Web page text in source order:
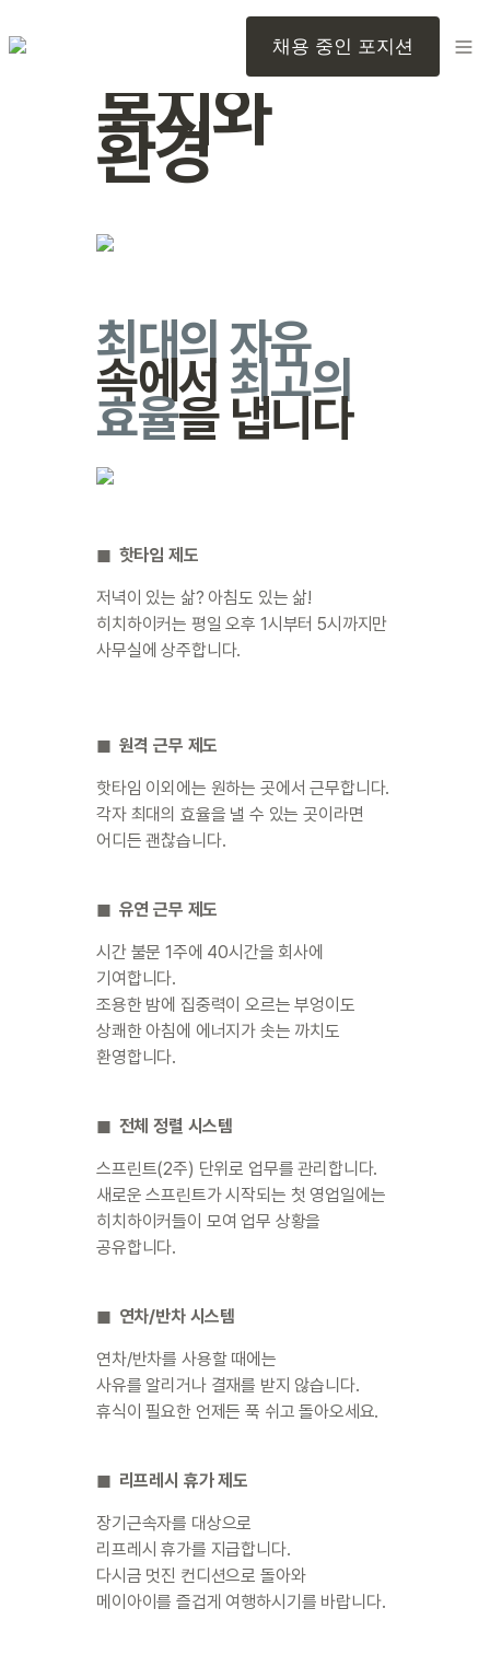
채용 중인 포지션
복지와
환경
최대의 자유
속에서 최고의
효율을 냅니다
◼︎  핫타임 제도
저녁이 있는 삶? 아침도 있는 삶!
히치하이커는 평일 오후 1시부터 5시까지만
사무실에 상주합니다.
◼︎  원격 근무 제도
핫타임 이외에는 원하는 곳에서 근무합니다.
각자 최대의 효율을 낼 수 있는 곳이라면
어디든 괜찮습니다.
◼︎  유연 근무 제도
시간 불문 1주에 40시간을 회사에
기여합니다.
조용한 밤에 집중력이 오르는 부엉이도
상쾌한 아침에 에너지가 솟는 까치도
환영합니다.
◼︎  전체 정렬 시스템
스프린트(2주) 단위로 업무를 관리합니다.
새로운 스프린트가 시작되는 첫 영업일에는
히치하이커들이 모여 업무 상황을
공유합니다.
◼︎  연차/반차 시스템
연차/반차를 사용할 때에는
사유를 알리거나 결재를 받지 않습니다.
휴식이 필요한 언제든 푹 쉬고 돌아오세요.
◼︎  리프레시 휴가 제도
장기근속자를 대상으로
리프레시 휴가를 지급합니다.
다시금 멋진 컨디션으로 돌아와
메이아이를 즐겁게 여행하시기를 바랍니다.